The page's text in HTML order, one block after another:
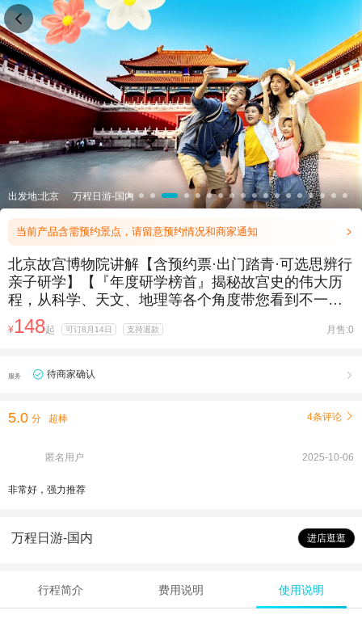
出发地:北京 万程日游-国内
当前产品含需预约景点，请留意预约情况和商家通知 
北京故宫博物院讲解【含预约票·出门踏青·可选思辨行
亲子研学】【『年度研学榜首』揭秘故宫史的伟大历
程，从科学、天文、地理等各个角度带您看到不一样
的故宫研学体验。】
¥148起 可订8月14日 支持退款 月售:0
服务 待商家确认 
5.0 分 超棒 4条评论 
匿名用户 2025-10-06
非常好，强力推荐
万程日游-国内 进店逛逛
行程简介 费用说明 使用说明
